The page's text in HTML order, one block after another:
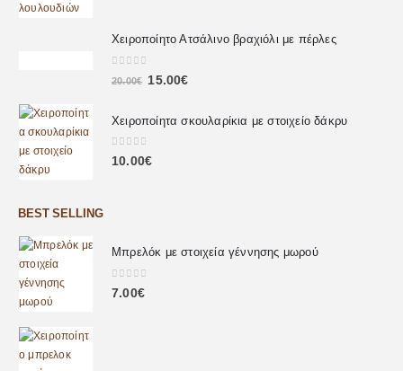
Χειροποίητο Ατσάλινο βραχιόλι με πέρλες
0out of 5
20.00€ 15.00€
Χειροποίητα σκουλαρίκια με στοιχείο δάκρυ
0out of 5
10.00€
BEST SELLING
Μπρελόκ με στοιχεία γέννησης μωρού
0out of 5
7.00€